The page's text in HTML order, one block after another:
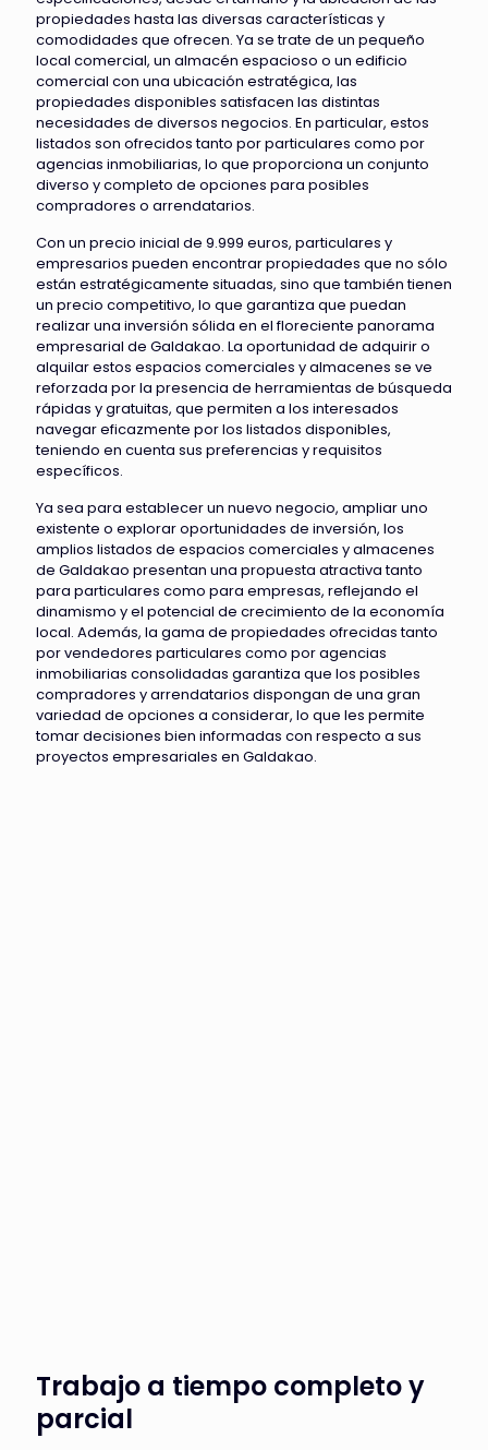
propiedades hasta las diversas características y
comodidades que ofrecen. Ya se trate de un pequeño
local comercial, un almacén espacioso o un edificio
comercial con una ubicación estratégica, las
propiedades disponibles satisfacen las distintas
necesidades de diversos negocios. En particular, estos
listados son ofrecidos tanto por particulares como por
agencias inmobiliarias, lo que proporciona un conjunto
diverso y completo de opciones para posibles
compradores o arrendatarios.
Con un precio inicial de 9.999 euros, particulares y
empresarios pueden encontrar propiedades que no sólo
están estratégicamente situadas, sino que también tienen
un precio competitivo, lo que garantiza que puedan
realizar una inversión sólida en el floreciente panorama
empresarial de Galdakao. La oportunidad de adquirir o
alquilar estos espacios comerciales y almacenes se ve
reforzada por la presencia de herramientas de búsqueda
rápidas y gratuitas, que permiten a los interesados
navegar eficazmente por los listados disponibles,
teniendo en cuenta sus preferencias y requisitos
específicos.
Ya sea para establecer un nuevo negocio, ampliar uno
existente o explorar oportunidades de inversión, los
amplios listados de espacios comerciales y almacenes
de Galdakao presentan una propuesta atractiva tanto
para particulares como para empresas, reflejando el
dinamismo y el potencial de crecimiento de la economía
local. Además, la gama de propiedades ofrecidas tanto
por vendedores particulares como por agencias
inmobiliarias consolidadas garantiza que los posibles
compradores y arrendatarios dispongan de una gran
variedad de opciones a considerar, lo que les permite
tomar decisiones bien informadas con respecto a sus
proyectos empresariales en Galdakao.
Trabajo a tiempo completo y
parcial